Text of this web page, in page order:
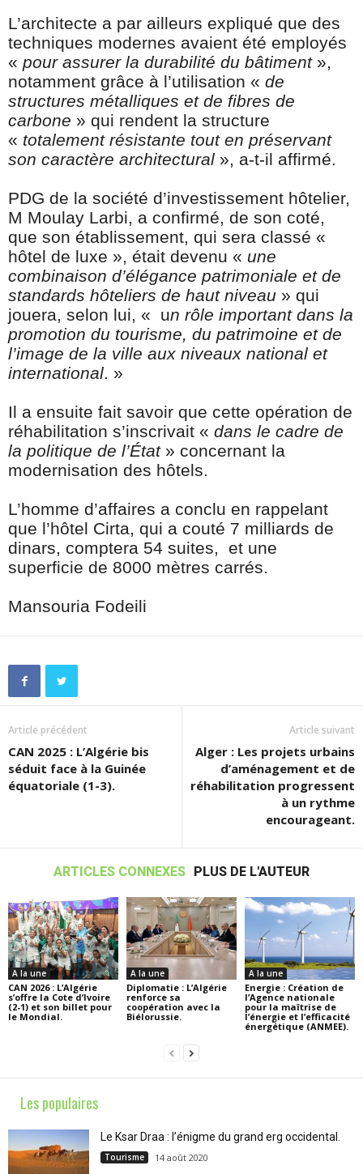
L’architecte a par ailleurs expliqué que des
techniques modernes avaient été employés
« pour assurer la durabilité du bâtiment »,
notamment grâce à l’utilisation « de
structures métalliques et de fibres de
carbone » qui rendent la structure
« totalement résistante tout en préservant
son caractère architectural », a-t-il affirmé.
PDG de la société d’investissement hôtelier,
M Moulay Larbi, a confirmé, de son coté,
que son établissement, qui sera classé «
hôtel de luxe », était devenu « une
combinaison d’élégance patrimoniale et de
standards hôteliers de haut niveau » qui
jouera, selon lui, « un rôle important dans la
promotion du tourisme, du patrimoine et de
l’image de la ville aux niveaux national et
international. »
Il a ensuite fait savoir que cette opération de
réhabilitation s’inscrivait « dans le cadre de
la politique de l’État » concernant la
modernisation des hôtels.
L’homme d’affaires a conclu en rappelant
que l’hôtel Cirta, qui a couté 7 milliards de
dinars, comptera 54 suites, et une
superficie de 8000 mètres carrés.
Mansouria Fodeili
Article précédent
CAN 2025 : L’Algérie bis
séduit face à la Guinée
équatoriale (1-3).
Article suivant
Alger : Les projets urbains
d’aménagement et de
réhabilitation progressent
à un rythme
encourageant.
ARTICLES CONNEXES PLUS DE L'AUTEUR
A la une
CAN 2026 : L’Algérie
s’offre la Cote d’Ivoire
(2-1) et son billet pour
le Mondial.
A la une
Diplomatie : L’Algérie
renforce sa
coopération avec la
Biélorussie.
A la une
Energie : Création de
l’Agence nationale
pour la maîtrise de
l’énergie et l’efficacité
énergétique (ANMEE).
Les populaires
Le Ksar Draa : l’énigme du grand erg occidental.
Tourisme 14 août 2020